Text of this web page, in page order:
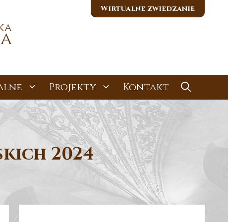
Wirtualne zwiedzanie
Projekty Kontakt
2024